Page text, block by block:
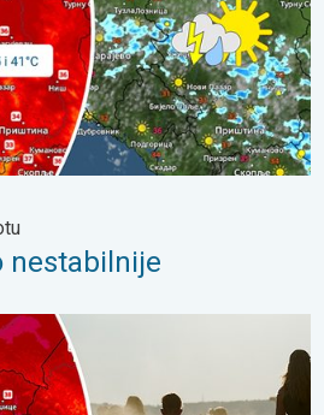
nestabilnije
Temperature i oko 40°C. . .